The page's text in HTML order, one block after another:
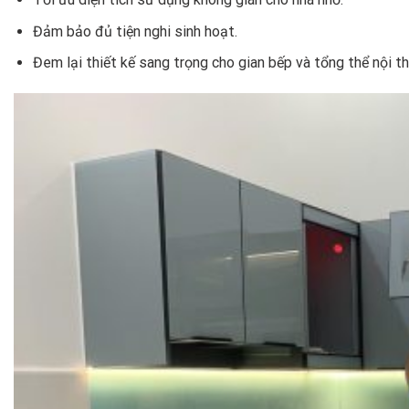
Đảm bảo đủ tiện nghi sinh hoạt.
Đem lại thiết kế sang trọng cho gian bếp và tổng thể nội